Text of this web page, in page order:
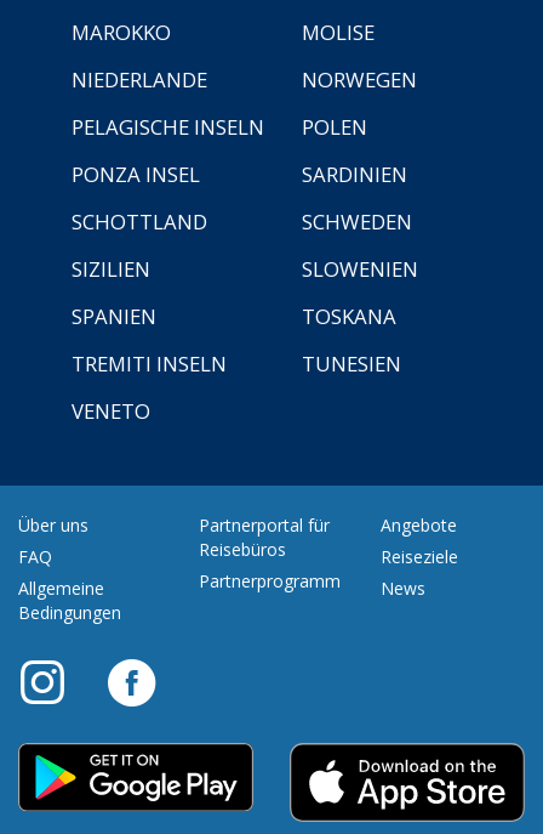
MAROKKO
MOLISE
NIEDERLANDE
NORWEGEN
PELAGISCHE INSELN
POLEN
PONZA INSEL
SARDINIEN
SCHOTTLAND
SCHWEDEN
SIZILIEN
SLOWENIEN
SPANIEN
TOSKANA
TREMITI INSELN
TUNESIEN
VENETO
Über uns
FAQ
Allgemeine
Bedingungen
Partnerportal für
Reisebüros
Partnerprogramm
Angebote
Reiseziele
News